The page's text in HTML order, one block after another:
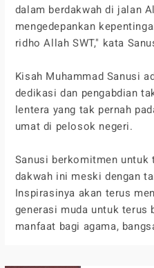
dalam berdakwah di jalan
mengedepankan
ridho Allah SWT," kata
Kisah Muhammad Sanusi
dedikasi dan pengabdian
lentera yang tak pernah
umat di pelosok negeri.
Sanusi berkomitmen untuk
dakwah ini meski dengan
Inspirasinya akan terus
generasi muda untuk terus
manfaat bagi agama,